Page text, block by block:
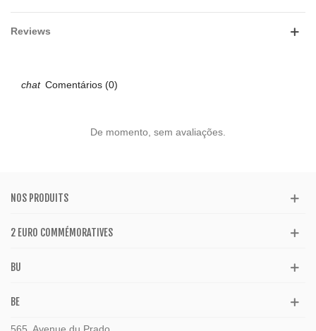
Reviews
Comentários (0)
De momento, sem avaliações.
NOS PRODUITS
2 EURO COMMÉMORATIVES
BU
BE